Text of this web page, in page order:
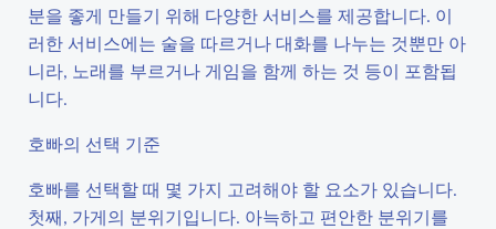
분을 좋게 만들기 위해 다양한 서비스를 제공합니다. 이
러한 서비스에는 술을 따르거나 대화를 나누는 것뿐만 아
니라, 노래를 부르거나 게임을 함께 하는 것 등이 포함됩
니다.
호빠의 선택 기준
호빠를 선택할 때 몇 가지 고려해야 할 요소가 있습니다.
첫째, 가게의 분위기입니다. 아늑하고 편안한 분위기를